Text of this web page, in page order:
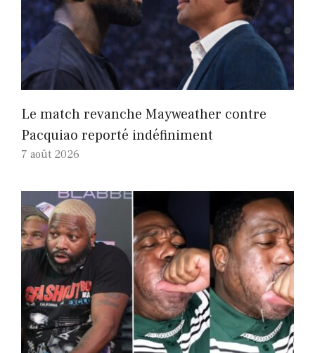
Le match revanche Mayweather contre
Pacquiao reporté indéfiniment
7 août 2026